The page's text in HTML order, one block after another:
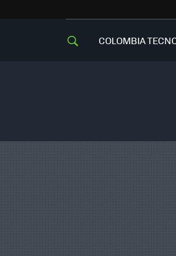
COLOMBIA